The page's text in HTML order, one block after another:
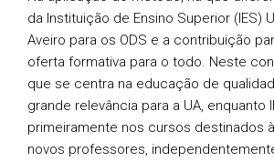
da Instituição de Ensino Superior (IES)
Aveiro para os ODS e a contribuição
oferta formativa para o todo. Neste
que se centra na educação de
grande relevância para a UA, enquanto
primeiramente nos cursos destinados
novos professores,